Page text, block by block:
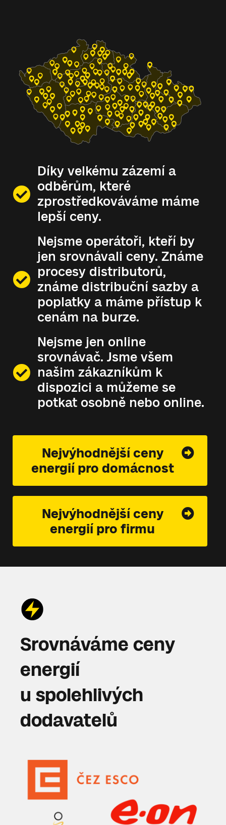
Díky velkému zázemí a
odběrům, které
zprostředkováváme máme
lepší ceny.
Nejsme operátoři, kteří by
jen srovnávali ceny. Známe
procesy distributorů,
známe distribuční sazby a
poplatky a máme přístup k
cenám na burze.
Nejsme jen online
srovnávač. Jsme všem
našim zákazníkům k
dispozici a můžeme se
potkat osobně nebo online.
Nejvýhodnější ceny
energií pro domácnost
Nejvýhodnější ceny
energií pro firmu
Srovnáváme ceny
energií
u spolehlivých
dodavatelů